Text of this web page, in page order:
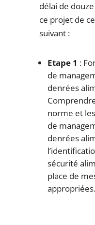
délai de
ce projet de
suivant :
Etape 1 :
de
denrées
norme et
de
denrées
sécurité
place de
appropriées.